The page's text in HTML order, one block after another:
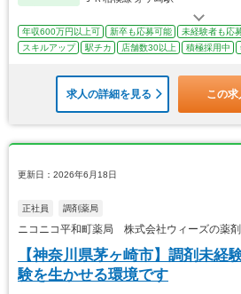
年収600万円以上可 新卒も応募可能 未経験者も応
スキルアップ
駅チカ 店舗数30以上 積極採用中
求人の詳細を見る この
更新日：2026年6月18日
正社員 調剤薬局
ニコニコ平和町薬局 株式会社ウィーズの薬剤
【神奈川県茅ヶ崎市】調剤未経
験を生かせる環境です